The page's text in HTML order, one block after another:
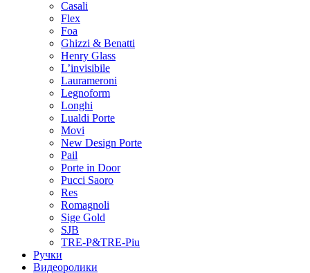
Casali
Flex
Foa
Ghizzi & Benatti
Henry Glass
L’invisibile
Laurameroni
Legnoform
Longhi
Lualdi Porte
Movi
New Design Porte
Pail
Porte in Door
Pucci Saoro
Res
Romagnoli
Sige Gold
SJB
TRE-P&TRE-Piu
Ручки
Видеоролики